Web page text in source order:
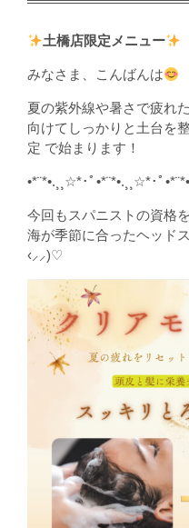
土橋店限定メニュー
みなさま、こんばんは
夏の紫外線や暑さで疲れ
向けてしっかりと土台を
定 で始まります！
•*¨*•.¸¸☆*･ﾟ•*¨*•.¸¸☆*･ﾟ
今回もスパニストの資格
海が季節に合ったヘッド
‹⸝⸝)‬♡